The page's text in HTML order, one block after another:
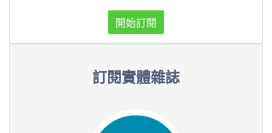
開始訂閱
訂閱實體雜誌